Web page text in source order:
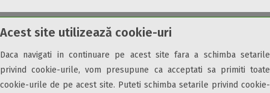
Acest site utilizează cookie-uri
Daca navigati in continuare pe acest site fara a schimba setarile
privind cookie-urile, vom presupune ca acceptati sa primiti toate
cookie-urile de pe acest site. Puteti schimba setarile privind cookie-
All inclusive
Pensiune completa
Demipensiune
Mic dejun
Accepta animale
© 2026 Cazare7. Toate drepturile rezervate.
Obiective turistice Informații utile Parteneri Cazare7 Harta Cazare7